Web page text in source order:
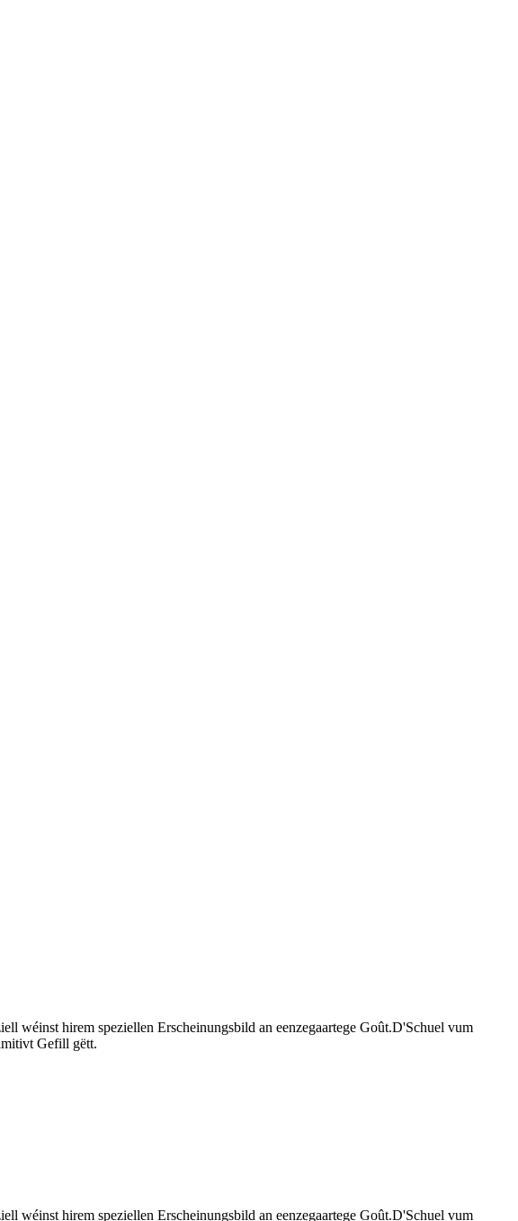
wéinst hirem speziellen Erscheinungsbild an eenzegaartege Goût.D'Schuel vum
Gefill gëtt.
wéinst hirem speziellen Erscheinungsbild an eenzegaartege Goût.D'Schuel vum